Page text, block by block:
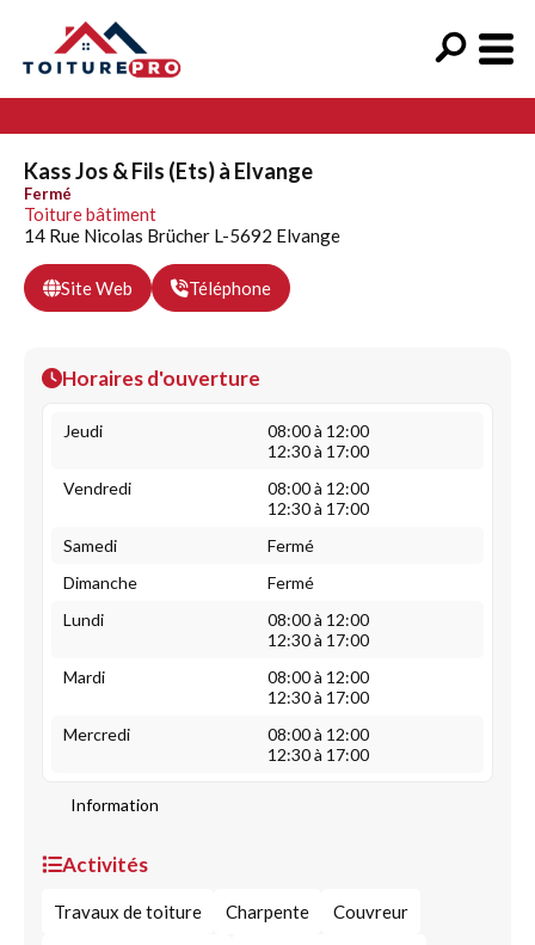
Kass Jos & Fils (Ets) à Elvange
Fermé
Toiture bâtiment
14 Rue Nicolas Brücher L-5692 Elvange
Site Web Téléphone
Horaires d'ouverture
Jeudi
08:00 à 12:00
12:30 à 17:00
Vendredi
08:00 à 12:00
12:30 à 17:00
Samedi
Fermé
Dimanche
Fermé
Lundi
08:00 à 12:00
12:30 à 17:00
Mardi
08:00 à 12:00
12:30 à 17:00
Mercredi
08:00 à 12:00
12:30 à 17:00
Information
Activités
Travaux de toiture Charpente Couvreur